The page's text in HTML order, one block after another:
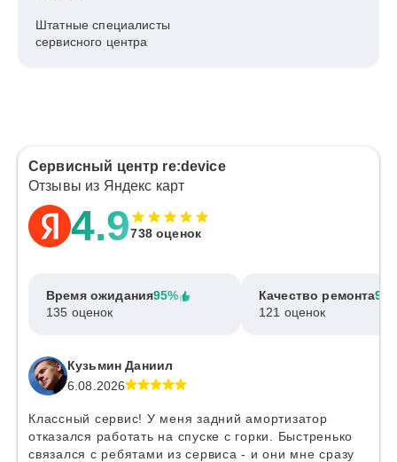
Штатные специалисты
сервисного центра
Сервисный центр re:device
Отзывы из Яндекс карт
4.9738 оценок
Время ожидания95%
135 оценок
Качество ремонта
121 оценок
Кузьмин Даниил
6.08.2026
Классный сервис! У меня задний амортизатор
отказался работать на спуске с горки. Быстренько
связался с ребятами из сервиса - и они мне сразу